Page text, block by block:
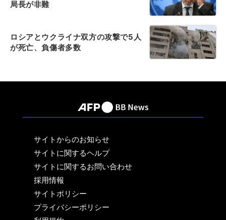
局長が非難
ロシアとウクライナ双方の攻撃で5人
が死亡、負傷者多数
サイトからのお知らせ
サイトに関するヘルプ
サイトに関するお問い合わせ
採用情報
サイトポリシー
プライバシーポリシー